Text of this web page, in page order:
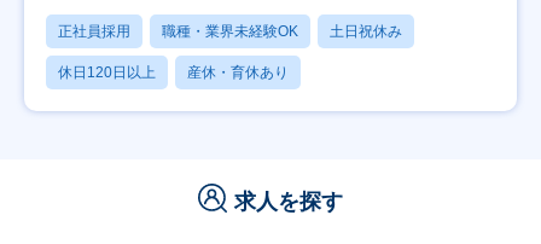
正社員採用 職種・業界未経験OK 土日祝休み
休日120日以上 産休・育休あり
求人を探す